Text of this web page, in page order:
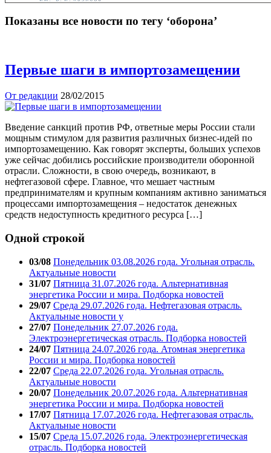
Показаны все новости по тегу ‘оборона’
Первые шаги в импортозамещении
От редакции 28/02/2015
Введение санкций против РФ, ответные меры России стали
мощным стимулом для развития различных бизнес-идей по
импортозамещению. Как говорят эксперты, больших успехов
уже сейчас добились российские производители оборонной
отрасли. Сложности, в свою очередь, возникают, в
нефтегазовой сфере. Главное, что мешает частным
предпринимателям и крупным компаниям активно заниматься
процессами импортозамещения – недостаток денежных
средств недоступность кредитного ресурса […]
Одной строкой
03/08 Понедельник 03.08.2026 года. Угольная отрасль.
Актуальные новости
31/07 Пятница 31.07.2026 года. Альтернативная
энергетика России и мира. Подборка новостей
29/07 Среда 29.07.2026 года. Нефтегазовая отрасль.
Актуальные новости у
27/07 Понедельник 27.07.2026 года.
Электроэнергетическая отрасль. Подборка новостей
24/07 Пятница 24.07.2026 года. Атомная энергетика
России и мира. Подборка новостей
22/07 Среда 22.07.2026 года. Угольная отрасль.
Актуальные новости
20/07 Понедельник 20.07.2026 года. Альтернативная
энергетика России и мира. Подборка новостей
17/07 Пятница 17.07.2026 года. Нефтегазовая отрасль.
Актуальные новости
15/07 Среда 15.07.2026 года. Электроэнергетическая
отрасль. Подборка новостей